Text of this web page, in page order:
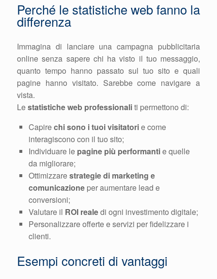
Perché le statistiche web fanno la
differenza
Immagina di lanciare una campagna pubblicitaria
online senza sapere chi ha visto il tuo messaggio,
quanto tempo hanno passato sul tuo sito e quali
pagine hanno visitato. Sarebbe come navigare a
vista.
Lestatistiche web professionaliti permettono di:
Capirechi sono i tuoi visitatorie come
interagiscono con il tuo sito;
Individuare le pagine più performantie quelle
da migliorare;
Ottimizzarestrategie di marketing e
comunicazione per aumentare lead e
conversioni;
Valutare il ROI realedi ogni investimento digitale;
Personalizzare offerte e servizi per fidelizzare i
clienti.
Esempi concreti di vantaggi